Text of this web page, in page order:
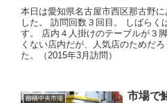
本日は愛知県名古屋市西区那古野
した。 訪問回数３回目。 しばらく
す。 店内４人掛けのテーブルが３
くない店内だが、人気店のためだ
た。（2015年3月訪問）
柳橋中央市場
市場で